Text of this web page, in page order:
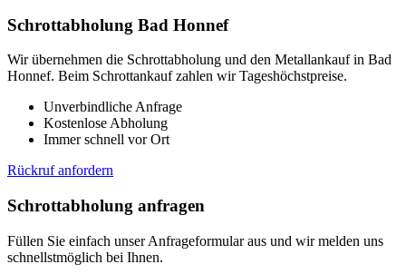
Schrottabholung Bad Honnef
Wir übernehmen die Schrottabholung und den Metallankauf in Bad
Honnef. Beim Schrottankauf zahlen wir Tageshöchstpreise.
Unverbindliche Anfrage
Kostenlose Abholung
Immer schnell vor Ort
Rückruf anfordern
Schrottabholung anfragen
Füllen Sie einfach unser Anfrageformular aus und wir melden uns
schnellstmöglich bei Ihnen.